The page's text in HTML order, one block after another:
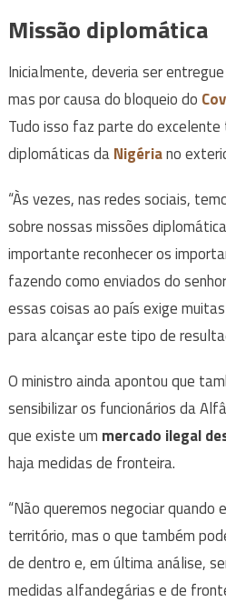
Missão diplomática
Inicialmente, deveria ser
mas por causa do bloqueio do
Tudo isso faz parte do
diplomáticas daNigériano
“Às vezes, nas redes sociais,
sobre nossas missões
importante reconhecer os
fazendo como enviados do
essas coisas ao país exige
para alcançar este tipo de
O ministro ainda apontou que
sensibilizar os funcionários da
que existe um mercado ilegal
haja medidas de fronteira.
“Não queremos negociar
território, mas o que também
de dentro e, em última análise,
medidas alfandegárias e de